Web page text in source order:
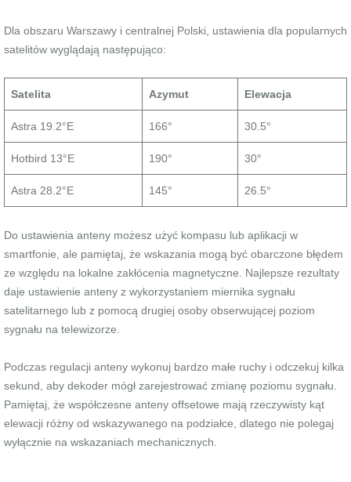
Dla obszaru Warszawy i centralnej Polski, ustawienia dla popularnych
satelitów wyglądają następująco:
Satelita Azymut Elewacja
Astra 19.2°E 166° 30.5°
Hotbird 13°E 190° 30°
Astra 28.2°E 145° 26.5°
Do ustawienia anteny możesz użyć kompasu lub aplikacji w
smartfonie, ale pamiętaj, że wskazania mogą być obarczone błędem
ze względu na lokalne zakłócenia magnetyczne. Najlepsze rezultaty
daje ustawienie anteny z wykorzystaniem miernika sygnału
satelitarnego lub z pomocą drugiej osoby obserwującej poziom
sygnału na telewizorze.
Podczas regulacji anteny wykonuj bardzo małe ruchy i odczekuj kilka
sekund, aby dekoder mógł zarejestrować zmianę poziomu sygnału.
Pamiętaj, że współczesne anteny offsetowe mają rzeczywisty kąt
elewacji różny od wskazywanego na podziałce, dlatego nie polegaj
wyłącznie na wskazaniach mechanicznych.